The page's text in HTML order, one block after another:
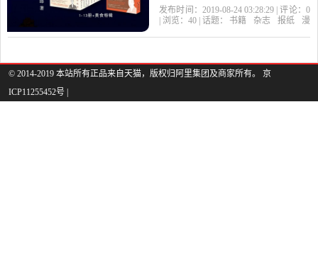
套装 安倍夜郎著 蔡康永推
2019年新华文轩网络书店
发布时间：2019-08-24 03:28:29 | 评论： 0
| 浏览： 40 | 话题： 书籍 杂志 报纸
漫
© 2014-2019 本站所有正品来自天猫，版权归阿里集团及商家所有。 京
ICP11255452号 |